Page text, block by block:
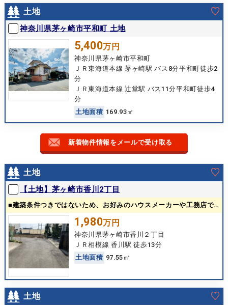
土地
神奈川県茅ヶ崎市平和町 土地
5,400万円
神奈川県茅ヶ崎市平和町
ＪＲ東海道本線 茅ヶ崎駅 バス8分平和町徒歩2
分
ＪＲ東海道本線 辻堂駅 バス11分平和町徒歩4
分
土地面積 169.93㎡
新着物件情報をメールで受け取る
土地
【土地】茅ヶ崎市香川2丁目
■建築条件つきではないため、お好みのハウスメーカーや工務店で建築可能です。
1,980万円
神奈川県茅ヶ崎市香川２丁目
ＪＲ相模線 香川駅 徒歩13分
土地面積 97.55㎡
土地